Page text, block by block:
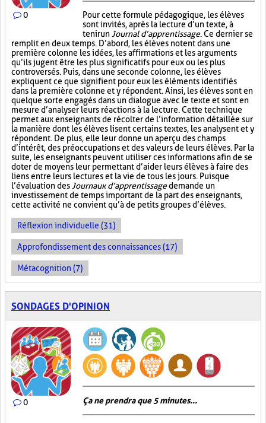
0
Pour cette formule pédagogique, les élèves
sont invités, après la lecture d’un texte, à
tenir un Journal d’apprentissage. Ce dernier se
remplit en deux temps. D’abord, les élèves notent dans une
première colonne les idées, les affirmations et les arguments
qu’ils jugent être les plus significatifs pour eux ou les plus
controversés. Puis, dans une seconde colonne, les élèves
expliquent ce que signifient pour eux les éléments identifiés
dans la première colonne et y répondent. Ainsi, les élèves sont en
quelque sorte engagés dans un dialogue avec le texte et sont en
mesure d’analyser leurs réactions à la lecture. Cette technique
permet aux enseignants de récolter de l’information détaillée sur
la manière dont les élèves lisent certains textes, les analysent et y
répondent. De plus, elle leur donne un aperçu des champs
d’intérêt, des préoccupations et des valeurs de leurs élèves. Par la
suite, les enseignants peuvent utiliser ces informations afin de se
doter de moyens leur permettant d’aider leurs élèves à faire des
liens entre leurs lectures et la vie de tous les jours. Puisque
l’évaluation des Journaux d’apprentissagedemande un
investissement de temps important de la part des enseignants,
cette activité ne convient qu’à de petits groupes d’élèves.
Réflexion individuelle (31)
Approfondissement des connaissances (17)
Métacognition (7)
SONDAGES D'OPINION
0 Ça ne prendra que 5 minutes...